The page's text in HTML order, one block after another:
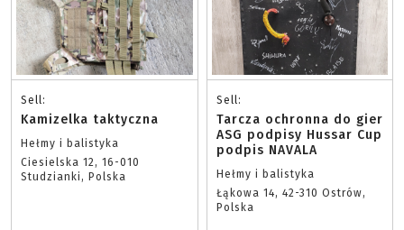
Sell:
Kamizelka taktyczna
Hełmy i balistyka
Ciesielska 12, 16-010
Studzianki, Polska
Sell:
Tarcza ochronna do gier
ASG podpisy Hussar Cup
podpis NAVALA
Hełmy i balistyka
Łąkowa 14, 42-310 Ostrów,
Polska